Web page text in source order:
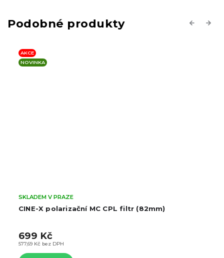
Previous
AKCE
NOVINKA
CINE-X polarizační MC CPL filtr (82mm)
SKLADEM V PRAZE
577,69 Kč bez DPH
699 Kč
Next